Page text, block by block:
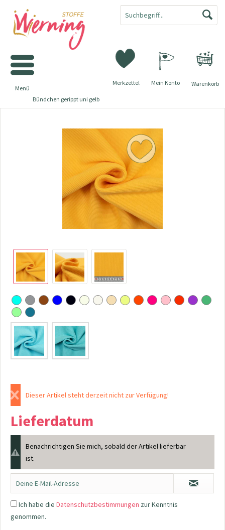
Warenkorb
Merkzettel Mein Konto
Menü
Bündchen gerippt uni gelb
Dieser Artikel steht derzeit nicht zur Verfügung!
Lieferdatum
Benachrichtigen Sie mich, sobald der Artikel lieferbar
ist.
Ich habe die Datenschutzbestimmungen zur Kenntnis
genommen.